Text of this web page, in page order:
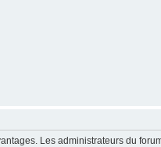
Les administrateurs du